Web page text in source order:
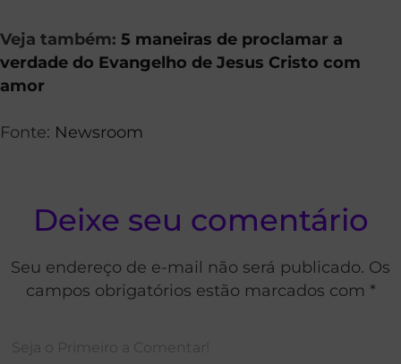
Veja também: 5 maneiras de proclamar a
verdade do Evangelho de Jesus Cristo com
amor
Fonte: Newsroom
Deixe seu comentário
Seu endereço de e-mail não será publicado. Os
campos obrigatórios estão marcados com *